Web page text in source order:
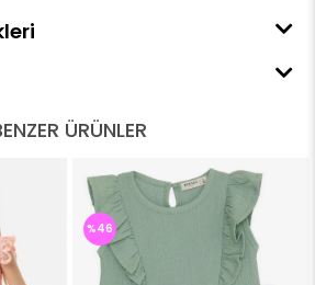
ÜRÜNLER
%46